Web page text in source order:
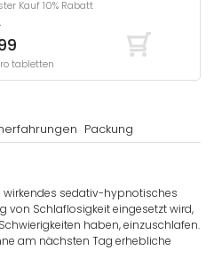
Kauf 10% Rabatt
tabletten
Packung
sedativ-hypnotisches
von Schlaflosigkeit eingesetzt wird,
haben, einzuschlafen.
am nächsten Tag erhebliche